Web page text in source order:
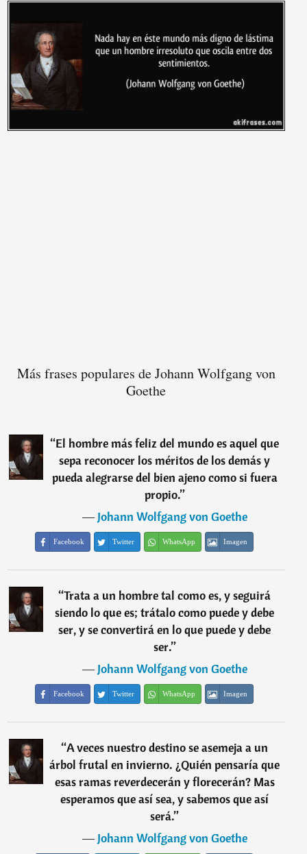
Más frases populares de Johann Wolfgang von
Goethe
“El hombre más feliz del mundo es aquel que
sepa reconocer los méritos de los demás y
pueda alegrarse del bien ajeno como si fuera
propio.”
―Johann Wolfgang von Goethe
Facebook Twitter WhatsApp Imagen
“Trata a un hombre tal como es, y seguirá
siendo lo que es; trátalo como puede y debe
ser, y se convertirá en lo que puede y debe
ser.”
―Johann Wolfgang von Goethe
Facebook Twitter WhatsApp Imagen
“A veces nuestro destino se asemeja a un
árbol frutal en invierno. ¿Quién pensaría que
esas ramas reverdecerán y florecerán? Mas
esperamos que así sea, y sabemos que así
será.”
―Johann Wolfgang von Goethe